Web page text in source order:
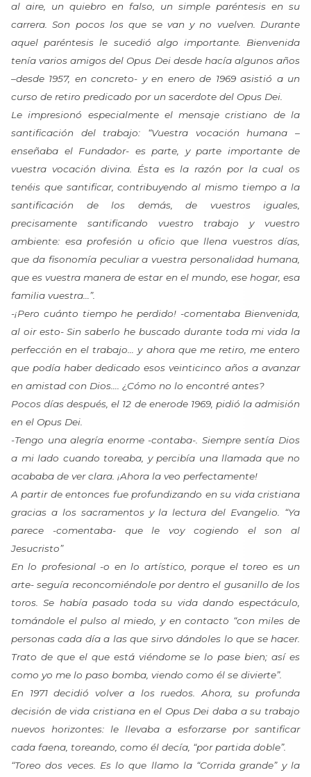
al aire, un quiebro en falso, un simple paréntesis en su
carrera. Son pocos los que se van y no vuelven. Durante
aquel paréntesis le sucedió algo importante. Bienvenida
tenía varios amigos del Opus Dei desde hacía algunos años
–desde 1957, en concreto- y en enero de 1969 asistió a un
curso de retiro predicado por un sacerdote del Opus Dei.
Le impresionó especialmente el mensaje cristiano de la
santificación del trabajo: “Vuestra vocación humana –
enseñaba el Fundador- es parte, y parte importante de
vuestra vocación divina. Ésta es la razón por la cual os
tenéis que santificar, contribuyendo al mismo tiempo a la
santificación de los demás, de vuestros iguales,
precisamente santificando vuestro trabajo y vuestro
ambiente: esa profesión u oficio que llena vuestros días,
que da fisonomía peculiar a vuestra personalidad humana,
que es vuestra manera de estar en el mundo, ese hogar, esa
familia vuestra…”.
-¡Pero cuánto tiempo he perdido! -comentaba Bienvenida,
al oir esto- Sin saberlo he buscado durante toda mi vida la
perfección en el trabajo… y ahora que me retiro, me entero
que podía haber dedicado esos veinticinco años a avanzar
en amistad con Dios…. ¿Cómo no lo encontré antes?
Pocos días después, el 12 de enerode 1969, pidió la admisión
en el Opus Dei.
-Tengo una alegría enorme -contaba-. Siempre sentía Dios
a mi lado cuando toreaba, y percibía una llamada que no
acababa de ver clara. ¡Ahora la veo perfectamente!
A partir de entonces fue profundizando en su vida cristiana
gracias a los sacramentos y la lectura del Evangelio. “Ya
parece -comentaba- que le voy cogiendo el son al
Jesucristo”
En lo profesional -o en lo artístico, porque el toreo es un
arte- seguía reconcomiéndole por dentro el gusanillo de los
toros. Se había pasado toda su vida dando espectáculo,
tomándole el pulso al miedo, y en contacto “con miles de
personas cada día a las que sirvo dándoles lo que se hacer.
Trato de que el que está viéndome se lo pase bien; así es
como yo me lo paso bomba, viendo como él se divierte”.
En 1971 decidió volver a los ruedos. Ahora, su profunda
decisión de vida cristiana en el Opus Dei daba a su trabajo
nuevos horizontes: le llevaba a esforzarse por santificar
cada faena, toreando, como él decía, “por partida doble”.
“Toreo dos veces. Es lo que llamo la “Corrida grande” y la